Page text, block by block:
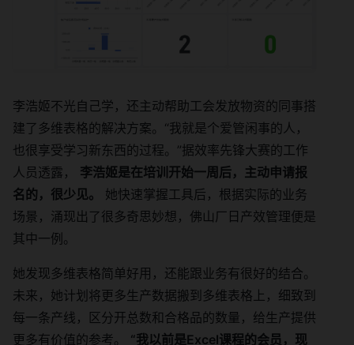
李浩姬不光自己学，还主动帮助工会发放物资的同事搭
建了多维表格的解决方案。“我就是个爱管闲事的人，
也很享受学习新东西的过程。”据效率先锋大赛的工作
人员透露， 李浩姬是在培训开始一周后，主动申请报
名的，很少见。
她快速掌握工具后，根据实际的业务
场景，涌现出了很多奇思妙想，佛山厂日产效管理便是
其中一例。
她发现多维表格简单好用，还能跟业务有很好的结合。
未来，她计划将更多生产数据搬到多维表格上，细致到
每一条产线，区分开总数和合格品的数量，给生产提供
更多有价值的参考。 “我以前是Excel课程的会员，现